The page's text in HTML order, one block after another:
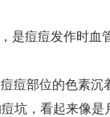
是痘痘发作时
痘部位的色素沉
坑，看起来像